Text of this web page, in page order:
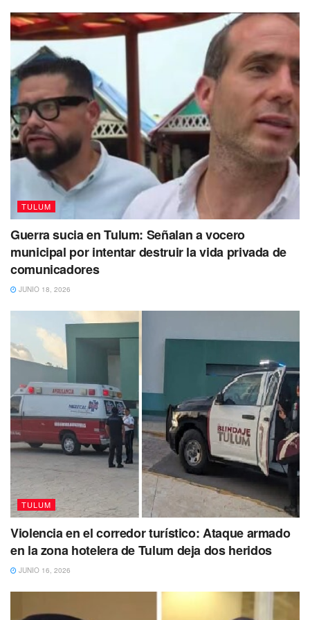
FGE/QR/TUL/03/255/2018 Y FGE/QR/TUL/03/256/2018,
los que fueron impulsados por un juicio de amparo
interpuesto el año pasado por la parte agraviada.
TULUM
Guerra sucia en Tulum: Señalan a vocero
municipal por intentar destruir la vida privada de
comunicadores
JUNIO 18, 2026
TULUM
Violencia en el corredor turístico: Ataque armado
en la zona hotelera de Tulum deja dos heridos
JUNIO 16, 2026